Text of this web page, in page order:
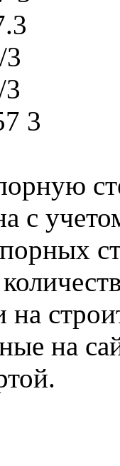
3
с
на
на